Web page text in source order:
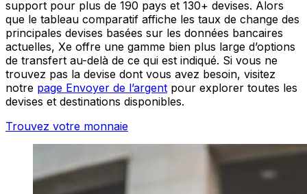
support pour plus de 190 pays et 130+ devises. Alors
que le tableau comparatif affiche les taux de change des
principales devises basées sur les données bancaires
actuelles, Xe offre une gamme bien plus large d’options
de transfert au-delà de ce qui est indiqué. Si vous ne
trouvez pas la devise dont vous avez besoin, visitez
notre page Envoyer de l’argent pour explorer toutes les
devises et destinations disponibles.
Trouvez votre monnaie